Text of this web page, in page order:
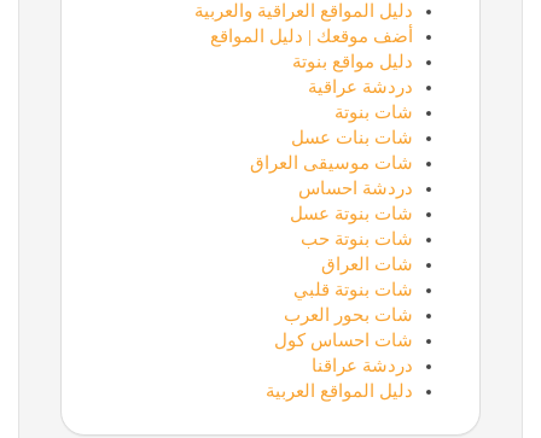
دليل المواقع العراقية والعربية
أضف موقعك | دليل المواقع
دليل مواقع بنوتة
دردشة عراقية
شات بنوتة
شات بنات عسل
شات موسيقى العراق
دردشة احساس
شات بنوتة عسل
شات بنوتة حب
شات العراق
شات بنوتة قلبي
شات بحور العرب
شات احساس كول
دردشة عراقنا
دليل المواقع العربية